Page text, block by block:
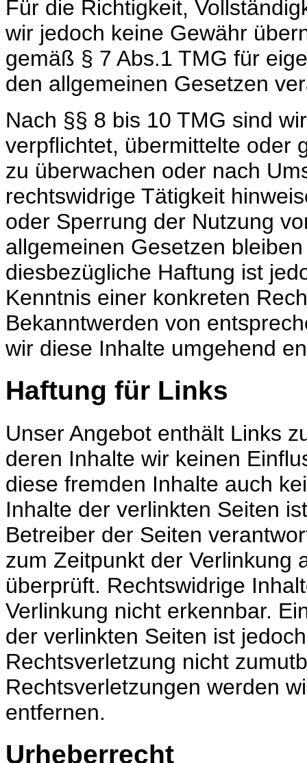
Für die Richtigkeit,
wir jedoch keine Gewähr
gemäß § 7 Abs.1 TMG für
den allgemeinen Gesetzen
Nach §§ 8 bis 10 TMG sind
verpflichtet, übermittelte oder
zu überwachen oder nach
rechtswidrige Tätigkeit
oder Sperrung der Nutzung
allgemeinen Gesetzen
diesbezügliche Haftung ist
Kenntnis einer konkreten
Bekanntwerden von
wir diese Inhalte umgehend
Haftung für Links
Unser Angebot enthält Links
deren Inhalte wir keinen
diese fremden Inhalte auch
Inhalte der verlinkten Seiten
Betreiber der Seiten
zum Zeitpunkt der Verlinkung
überprüft. Rechtswidrige
Verlinkung nicht erkennbar.
der verlinkten Seiten ist
Rechtsverletzung nicht
Rechtsverletzungen werden
entfernen.
Urheberrecht